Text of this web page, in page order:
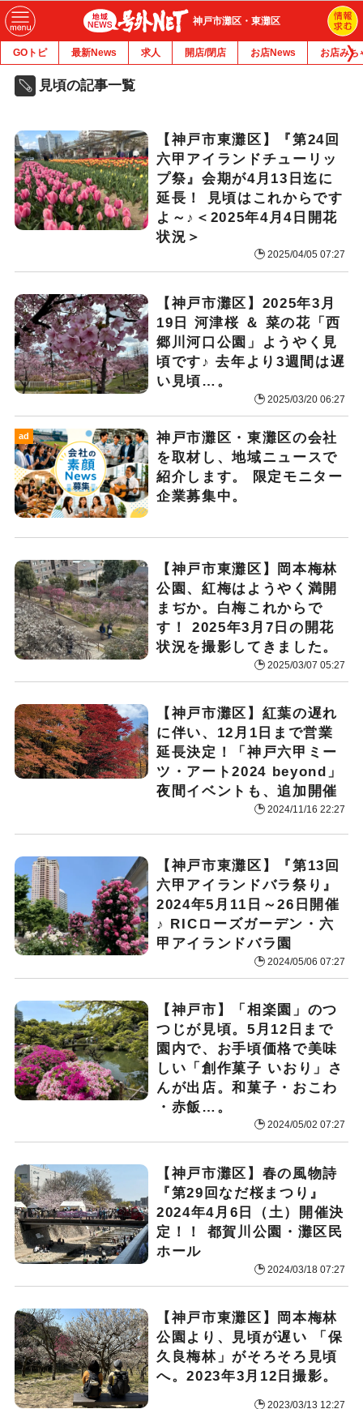
神戸市灘区・東灘区
GOトピ 最新News 求人 開店/閉店 お店News お店みち
見頃の記事一覧
【神戸市東灘区】『第24回
六甲アイランドチューリッ
プ祭』会期が4月13日迄に
延長！ 見頃はこれからです
よ～♪＜2025年4月4日開花
状況＞
2025/04/05 07:27
【神戸市灘区】2025年3月
19日 河津桜 ＆ 菜の花「西
郷川河口公園」ようやく見
頃です♪ 去年より3週間は遅
い見頃…。
2025/03/20 06:27
ad
神戸市灘区・東灘区の会社
を取材し、地域ニュースで
紹介します。 限定モニター
企業募集中。
【神戸市東灘区】岡本梅林
公園、紅梅はようやく満開
まぢか。白梅これからで
す！ 2025年3月7日の開花
状況を撮影してきました。
2025/03/07 05:27
【神戸市灘区】紅葉の遅れ
に伴い、12月1日まで営業
延長決定！「神戸六甲ミー
ツ・アート2024 beyond」
夜間イベントも、追加開催
2024/11/16 22:27
【神戸市東灘区】『第13回
六甲アイランドバラ祭り』
2024年5月11日～26日開催
♪ RICローズガーデン・六
甲アイランドバラ園
2024/05/06 07:27
【神戸市】「相楽園」のつ
つじが見頃。5月12日まで
園内で、お手頃価格で美味
しい「創作菓子 いおり」さ
んが出店。和菓子・おこわ
・赤飯…。
2024/05/02 07:27
【神戸市灘区】春の風物詩
『第29回なだ桜まつり』
2024年4月6日（土）開催決
定！！ 都賀川公園・灘区民
ホール
2024/03/18 07:27
【神戸市東灘区】岡本梅林
公園より、見頃が遅い 「保
久良梅林」がそろそろ見頃
へ。2023年3月12日撮影。
2023/03/13 12:27